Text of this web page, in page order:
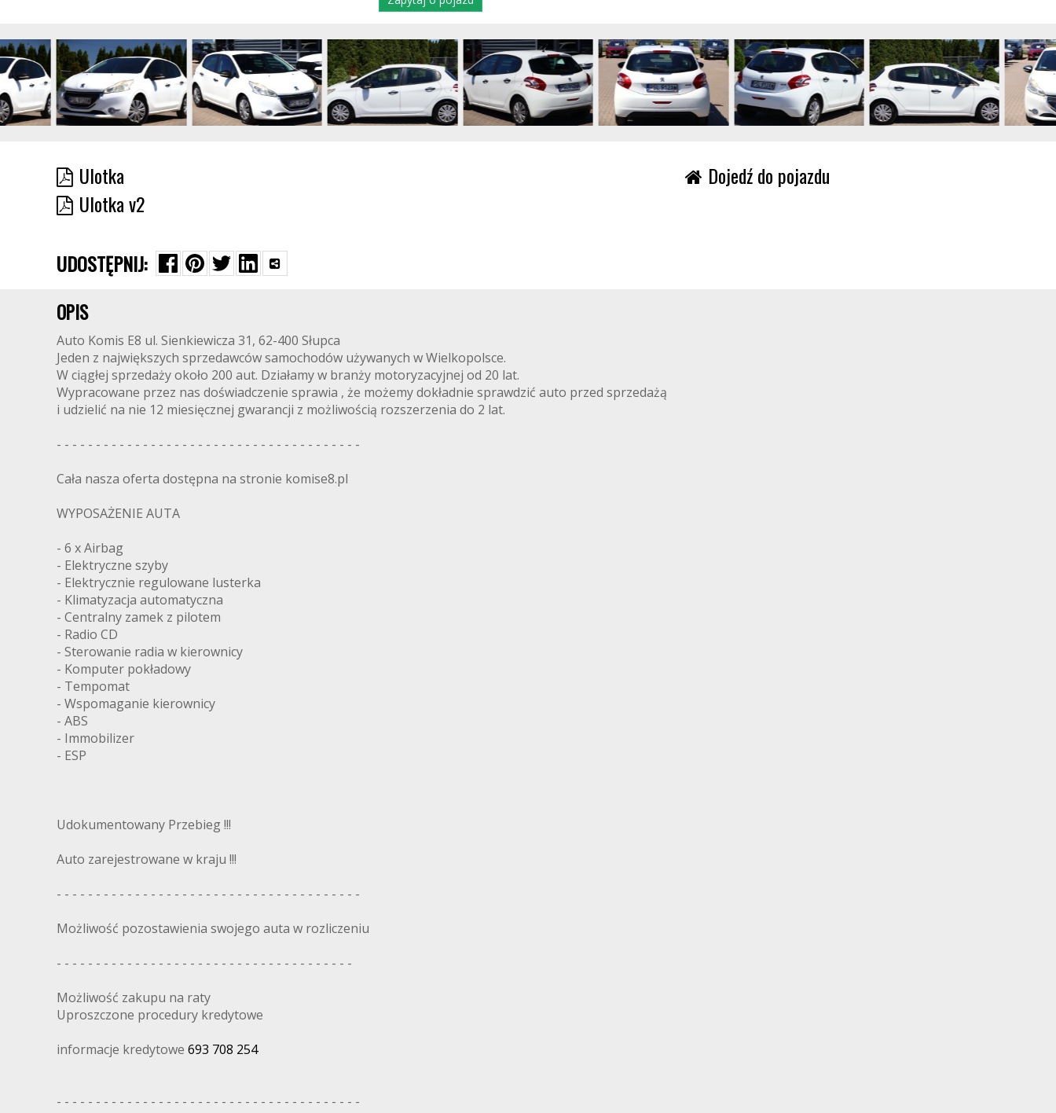
Ulotka
Ulotka v2
Dojedź do pojazdu
UDOSTĘPNIJ:
OPIS
Auto Komis E8 ul. Sienkiewicza 31, 62-400 Słupca
Jeden z największych sprzedawców samochodów używanych w Wielkopolsce.
W ciągłej sprzedaży około 200 aut. Działamy w branży motoryzacyjnej od 20 lat.
Wypracowane przez nas doświadczenie sprawia , że możemy dokładnie sprawdzić auto przed sprzedażą
i udzielić na nie 12 miesięcznej gwarancji z możliwością rozszerzenia do 2 lat.
- - - - - - - - - - - - - - - - - - - - - - - - - - - - - - - - - - - - - - -
Cała nasza oferta dostępna na stronie komise8.pl
WYPOSAŻENIE AUTA
- 6 x Airbag
- Elektryczne szyby
- Elektrycznie regulowane lusterka
- Klimatyzacja automatyczna
- Centralny zamek z pilotem
- Radio CD
- Sterowanie radia w kierownicy
- Komputer pokładowy
- Tempomat
- Wspomaganie kierownicy
- ABS
- Immobilizer
- ESP
Udokumentowany Przebieg !!!
Auto zarejestrowane w kraju !!!
- - - - - - - - - - - - - - - - - - - - - - - - - - - - - - - - - - - - - - -
Możliwość pozostawienia swojego auta w rozliczeniu
- - - - - - - - - - - - - - - - - - - - - - - - - - - - - - - - - - - - - -
Możliwość zakupu na raty
Uproszczone procedury kredytowe
informacje kredytowe 693 708 254
- - - - - - - - - - - - - - - - - - - - - - - - - - - - - - - - - - - - - - -